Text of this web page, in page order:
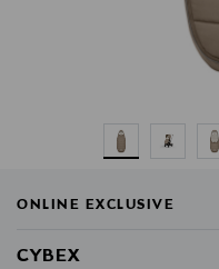
ONLINE EXCLUSIVE
CYBEX